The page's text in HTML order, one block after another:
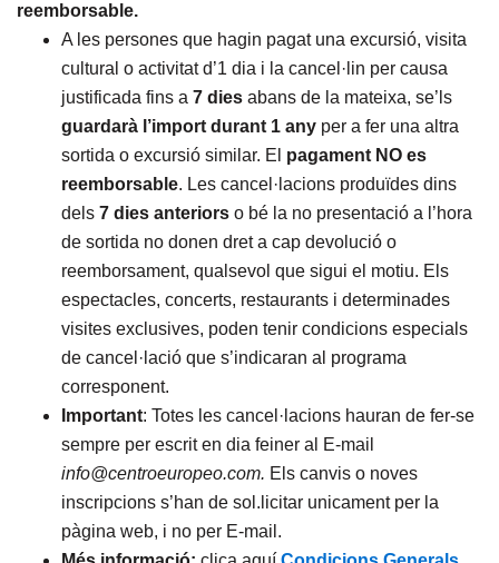
reemborsable.
A les persones que hagin pagat una excursió, visita
cultural o activitat d’1 dia i la cancel·lin per causa
justificada fins a 7 dies abans de la mateixa, se’ls
guardarà l’import durant 1 any per a fer una altra
sortida o excursió similar. El pagament NO es
reemborsable. Les cancel·lacions produïdes dins
dels 7 dies anteriors o bé la no presentació a l’hora
de sortida no donen dret a cap devolució o
reemborsament, qualsevol que sigui el motiu. Els
espectacles, concerts, restaurants i determinades
visites exclusives, poden tenir condicions especials
de cancel·lació que s’indicaran al programa
corresponent.
Important: Totes les cancel·lacions hauran de fer-se
sempre per escrit en dia feiner al E-mail
info@centroeuropeo.com. Els canvis o noves
inscripcions s’han de sol.licitar unicament per la
pàgina web, i no per E-mail.